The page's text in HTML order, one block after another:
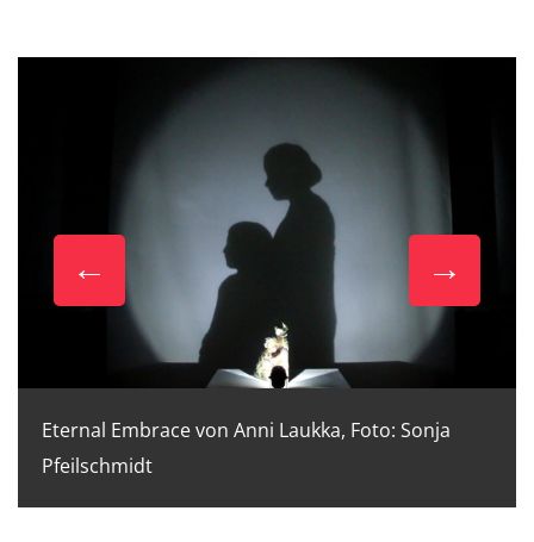
Eternal Embrace von Anni Laukka, Foto: Sonja
Pfeilschmidt